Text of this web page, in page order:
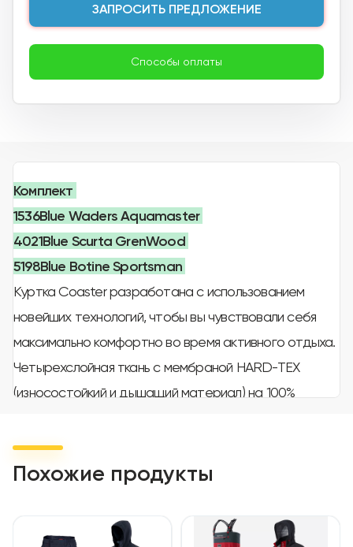
ЗАПРОСИТЬ ПРЕДЛОЖЕНИЕ
Способы оплаты
Комплект
1536Blue Waders Aquamaster
4021Blue Scurta GrenWood
5198Blue Botine Sportsman
Куртка Coaster разработана с использованием
новейших технологий, чтобы вы чувствовали себя
максимально комфортно во время активного отдыха.
Четырехслойная ткань с мембраной HARD-TEX
(износостойкий и дышащий материал) на 100%
покрытие) предотвращает впитывание грязи и вязкой
влаги, предотвращая появление разводов на
оставаться комфортно в течение 24 часов под
сильным дождем и мокрым снегом. Шарнирный крой
Похожие продукты